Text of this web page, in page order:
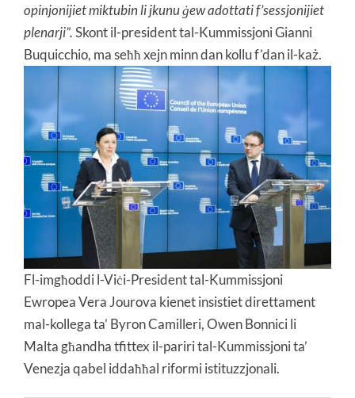
opinjonijiet miktubin li jkunu ġew adottati f’sessjonijiet
plenarji”.Skont il-president tal-Kummissjoni Gianni
Buquicchio, ma seħħ xejn minn dan kollu f’dan il-każ.
Fl-imgħoddi l-Viċi-President tal-Kummissjoni
Ewropea Vera Jourova kienet insistiet direttament
mal-kollega ta’ Byron Camilleri, Owen Bonnici li
Malta għandha tfittex il-pariri tal-Kummissjoni ta’
Venezja qabel iddaħħal riformi istituzzjonali.